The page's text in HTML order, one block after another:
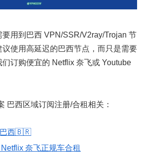
用到巴西 VPN/SSR/V2ray/Trojan 节
议使用高延迟的巴西节点，而只是需要
订购便宜的 Netflix 奈飞或 Youtube
巴西区域订阅注册/合租相关：
巴西🇧🇷
奈飞正规车合租